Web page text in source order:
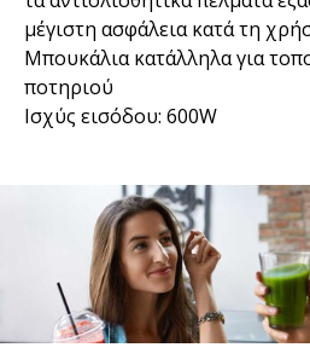
μέγιστη ασφάλεια κατά τη
Μπουκάλια κατάλληλα για
ποτηριού
Ισχύς εισόδου: 600W